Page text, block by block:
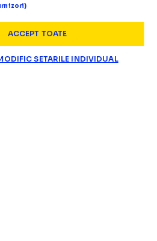
ACCEPT TOATE
SETARILE INDIVIDUAL